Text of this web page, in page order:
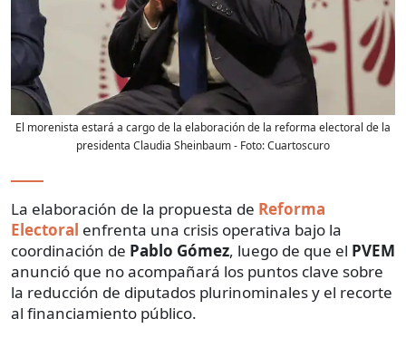
El morenista estará a cargo de la elaboración de la reforma electoral de la
presidenta Claudia Sheinbaum- Foto:Cuartoscuro
La elaboración de la propuesta de Reforma
Electoral enfrenta una crisis operativa bajo la
coordinación de Pablo Gómez, luego de que el PVEM
anunció que no acompañará los puntos clave sobre
la reducción de diputados plurinominales y el recorte
al financiamiento público.